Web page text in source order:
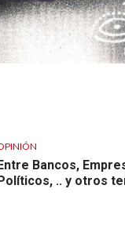
Entre Bancos,
Políticos, .. y otros